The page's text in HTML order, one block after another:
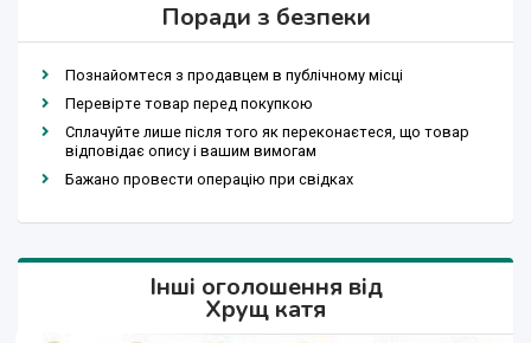
Поради з безпеки
Познайомтеся з продавцем в публічному місці
Перевірте товар перед покупкою
Сплачуйте лише після того як переконаєтеся, що товар
відповідає опису і вашим вимогам
Бажано провести операцію при свідках
Інші оголошення від
Хрущ катя